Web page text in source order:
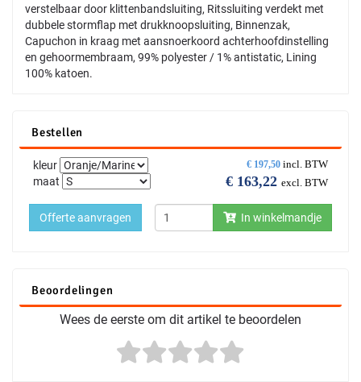
verstelbaar door klittenbandsluiting, Ritssluiting verdekt met
dubbele stormflap met drukknoopsluiting, Binnenzak,
Capuchon in kraag met aansnoerkoord achterhoofdinstelling
en gehoormembraam, 99% polyester / 1% antistatic, Lining
100% katoen.
Bestellen
€ 197,50 incl. BTW
€ 163,22 excl. BTW
kleur
maat
In winkelmandje
Offerte aanvragen
Beoordelingen
Wees de eerste om dit artikel te beoordelen